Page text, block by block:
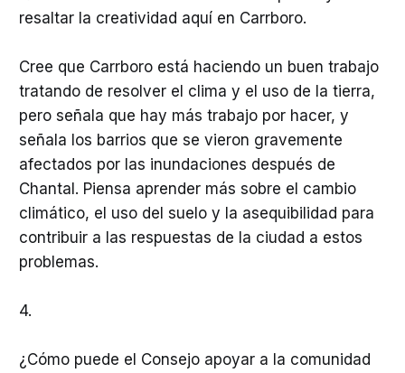
resaltar la creatividad aquí en Carrboro.
Cree que Carrboro está haciendo un buen trabajo
tratando de resolver el clima y el uso de la tierra,
pero señala que hay más trabajo por hacer, y
señala los barrios que se vieron gravemente
afectados por las inundaciones después de
Chantal. Piensa aprender más sobre el cambio
climático, el uso del suelo y la asequibilidad para
contribuir a las respuestas de la ciudad a estos
problemas.
4.
¿Cómo puede el Consejo apoyar a la comunidad